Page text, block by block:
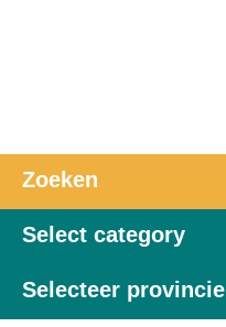
Zoeken
Select category
Selecteer provincie